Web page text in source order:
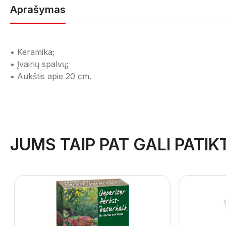
Aprašymas
• Keramika;
• Įvairių spalvų;
• Aukštis apie 20 cm.
JUMS TAIP PAT GALI